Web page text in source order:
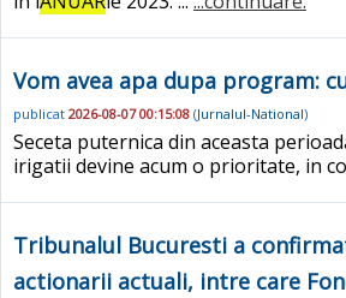
Vom avea apa dupa program:
publicat 2026-08-07 00:15:08 (Jurnalul-National)
Seceta puternica din aceasta
irigatii devine acum o prioritate, in
Tribunalul Bucuresti a
actionarii actuali, intre care